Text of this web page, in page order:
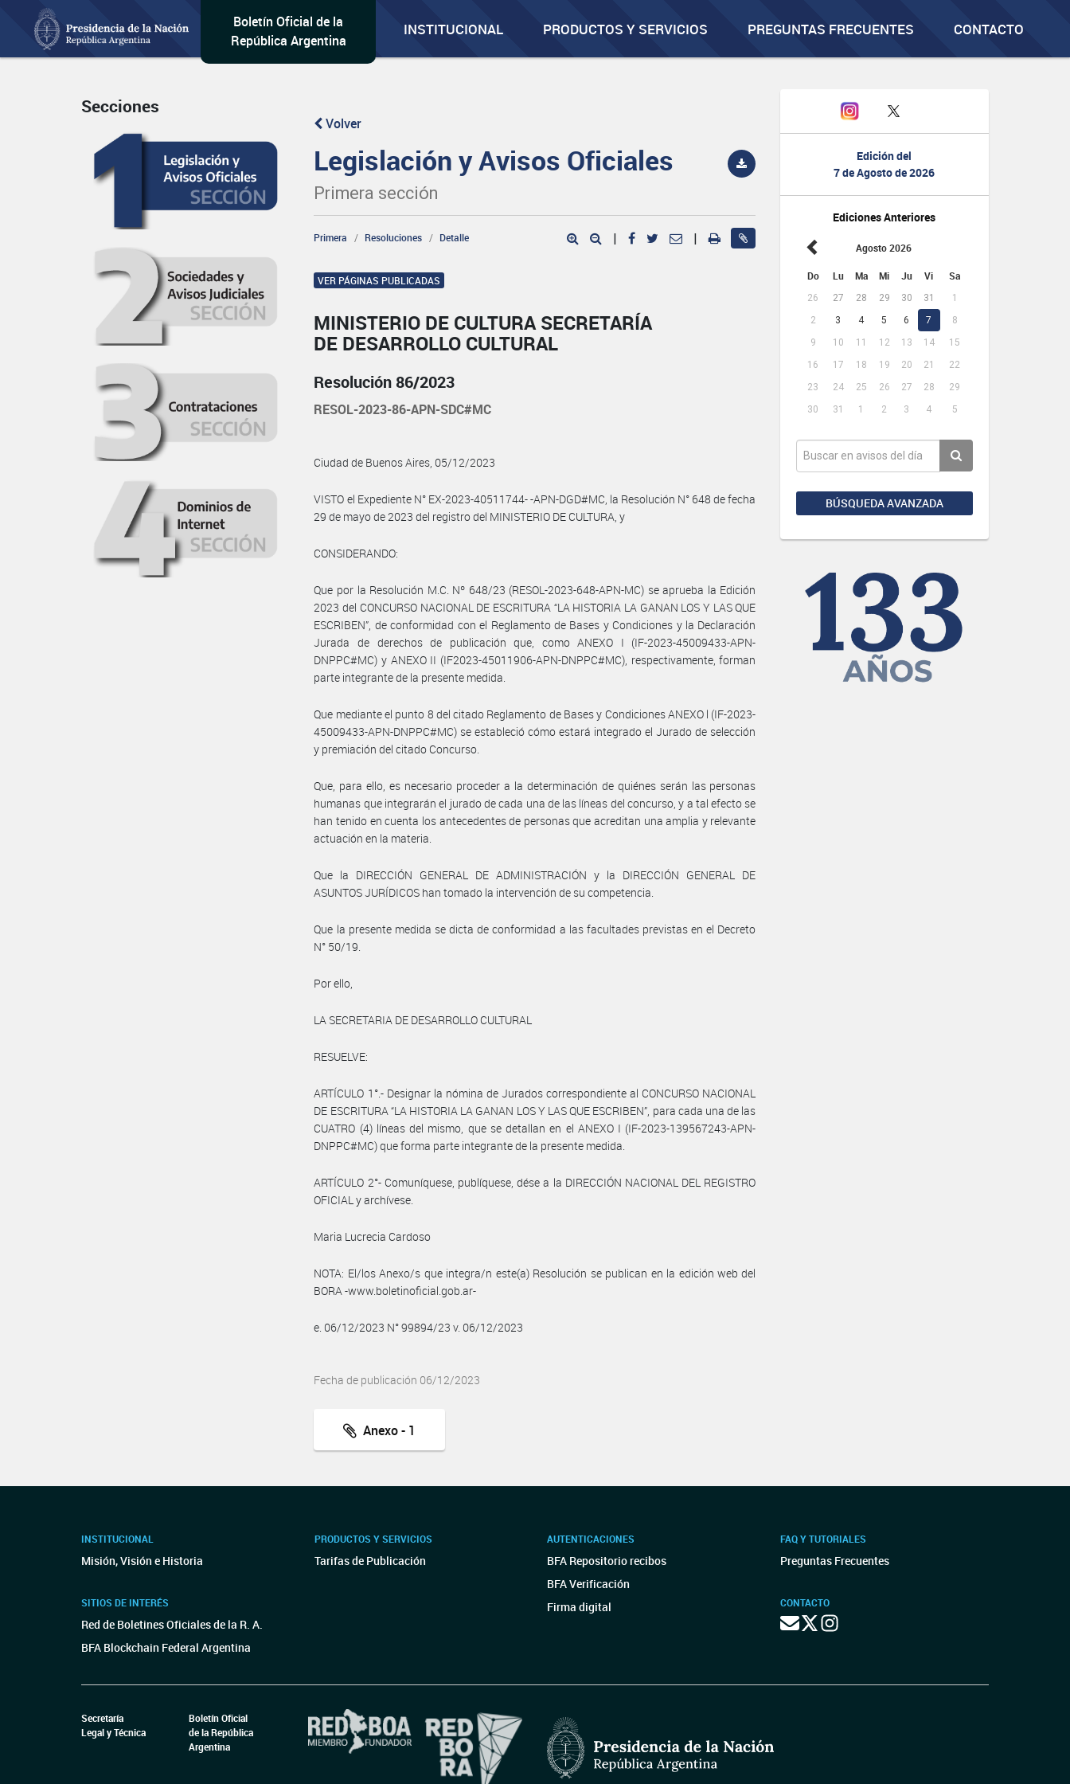
Boletín Oficial de la
República Argentina
INSTITUCIONAL PRODUCTOS Y SERVICIOS PREGUNTAS FRECUENTES CONTACTO
Edición del
7 de Agosto de 2026
Ediciones Anteriores
Agosto 2026
Do Lu Ma Mi Ju Vi Sa
26 27 28 29 30 31
1
2
3 4 5 6 7
8
9
10 11 12 13 14
15
16
17 18 19 20 21
22
23
24 25 26 27 28
29
30
31 1 2 3 4 5
BÚSQUEDA AVANZADA
Secciones
Volver
Legislación y Avisos Oficiales
Primera sección
Primera Resoluciones Detalle | |
VER PÁGINAS PUBLICADAS
MINISTERIO DE CULTURA SECRETARÍA
DE DESARROLLO CULTURAL
Resolución 86/2023
RESOL-2023-86-APN-SDC#MC
Ciudad de Buenos Aires, 05/12/2023
VISTO el Expediente N° EX-2023-40511744- -APN-DGD#MC, la Resolución N° 648 de fecha
29 de mayo de 2023 del registro del MINISTERIO DE CULTURA, y
CONSIDERANDO:
Que por la Resolución M.C. Nº 648/23 (RESOL-2023-648-APN-MC) se aprueba la Edición
2023 del CONCURSO NACIONAL DE ESCRITURA “LA HISTORIA LA GANAN LOS Y LAS QUE
ESCRIBEN”, de conformidad con el Reglamento de Bases y Condiciones y la Declaración
Jurada de derechos de publicación que, como ANEXO I (IF-2023-45009433-APN-
DNPPC#MC) y ANEXO II (IF2023-45011906-APN-DNPPC#MC), respectivamente, forman
parte integrante de la presente medida.
Que mediante el punto 8 del citado Reglamento de Bases y Condiciones ANEXO l (IF-2023-
45009433-APN-DNPPC#MC) se estableció cómo estará integrado el Jurado de selección
y premiación del citado Concurso.
Que, para ello, es necesario proceder a la determinación de quiénes serán las personas
humanas que integrarán el jurado de cada una de las líneas del concurso, y a tal efecto se
han tenido en cuenta los antecedentes de personas que acreditan una amplia y relevante
actuación en la materia.
Que la DIRECCIÓN GENERAL DE ADMINISTRACIÓN y la DIRECCIÓN GENERAL DE
ASUNTOS JURÍDICOS han tomado la intervención de su competencia.
Que la presente medida se dicta de conformidad a las facultades previstas en el Decreto
N° 50/19.
Por ello,
LA SECRETARIA DE DESARROLLO CULTURAL
RESUELVE:
ARTÍCULO 1°.- Designar la nómina de Jurados correspondiente al CONCURSO NACIONAL
DE ESCRITURA “LA HISTORIA LA GANAN LOS Y LAS QUE ESCRIBEN”, para cada una de las
CUATRO (4) líneas del mismo, que se detallan en el ANEXO I (IF-2023-139567243-APN-
DNPPC#MC) que forma parte integrante de la presente medida.
ARTÍCULO 2°- Comuníquese, publíquese, dése a la DIRECCIÓN NACIONAL DEL REGISTRO
OFICIAL y archívese.
Maria Lucrecia Cardoso
NOTA: El/los Anexo/s que integra/n este(a) Resolución se publican en la edición web del
BORA -www.boletinoficial.gob.ar-
e. 06/12/2023 N° 99894/23 v. 06/12/2023
Fecha de publicación 06/12/2023
Anexo - 1
INSTITUCIONAL
Misión, Visión e Historia
SITIOS DE INTERÉS
Red de Boletines Oficiales de la R. A.
BFA Blockchain Federal Argentina
PRODUCTOS Y SERVICIOS
Tarifas de Publicación
AUTENTICACIONES
BFA Repositorio recibos
BFA Verificación
Firma digital
FAQ Y TUTORIALES
Preguntas Frecuentes
CONTACTO
Secretaría
Legal y Técnica
Boletín Oficial
de la República
Argentina